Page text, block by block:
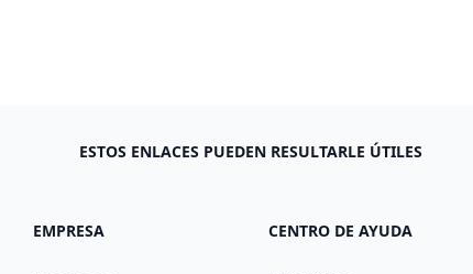
ESTOS ENLACES PUEDEN RESULTARLE ÚTILES
EMPRESA CENTRO DE AYUDA